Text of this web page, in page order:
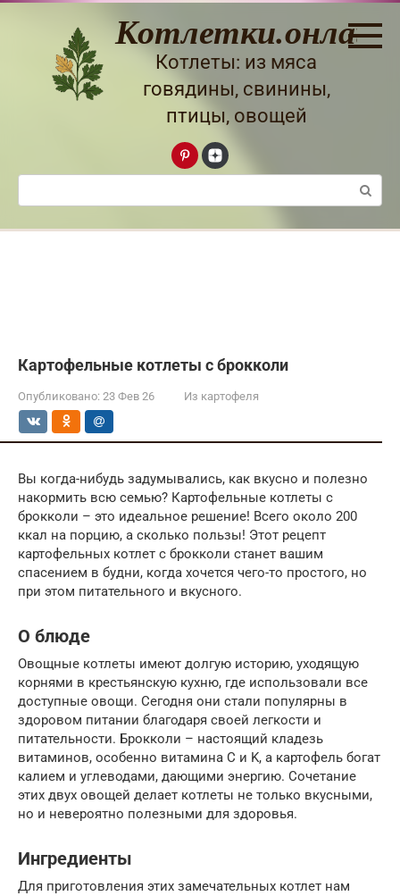
Перейти
Котлетки.онлайн
Котлеты: из мяса
говядины, свинины,
птицы, овощей
Поиск:
Картофельные котлеты с брокколи
Опубликовано: 23 Фев 26 Из картофеля
Вы когда-нибудь задумывались, как вкусно и полезно
накормить всю семью? Картофельные котлеты с
брокколи – это идеальное решение! Всего около 200
ккал на порцию, а сколько пользы! Этот рецепт
картофельных котлет с брокколи станет вашим
спасением в будни, когда хочется чего-то простого, но
при этом питательного и вкусного.
О блюде
Овощные котлеты имеют долгую историю, уходящую
корнями в крестьянскую кухню, где использовали все
доступные овощи. Сегодня они стали популярны в
здоровом питании благодаря своей легкости и
питательности. Брокколи – настоящий кладезь
витаминов, особенно витамина C и K, а картофель богат
калием и углеводами, дающими энергию. Сочетание
этих двух овощей делает котлеты не только вкусными,
но и невероятно полезными для здоровья.
Ингредиенты
Для приготовления этих замечательных котлет нам